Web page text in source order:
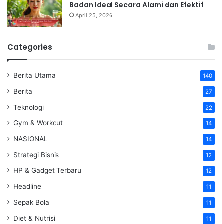
Badan Ideal Secara Alami dan Efektif
April 25, 2026
Categories
Berita Utama 140
Berita 27
Teknologi 22
Gym & Workout 14
NASIONAL 14
Strategi Bisnis 12
HP & Gadget Terbaru 12
Headline 11
Sepak Bola 11
Diet & Nutrisi 11